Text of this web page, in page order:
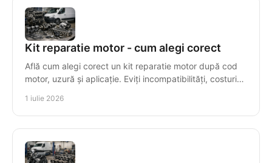
Kit reparatie motor - cum alegi corect
Află cum alegi corect un kit reparatie motor după cod
motor, uzură și aplicație. Eviți incompatibilități, costuri
1 iulie 2026